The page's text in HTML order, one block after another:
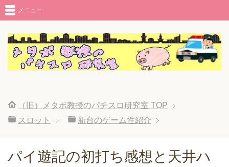
メニュー
（旧）メタボ教授のパチスロ研究室 TOP
スロット
新台のゲーム性紹介
パイ遊記の初打ち感想と天井ハ